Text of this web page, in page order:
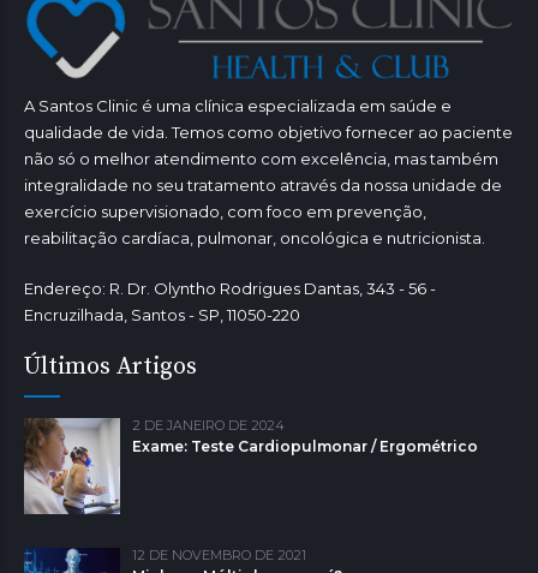
A Santos Clinic é uma clínica especializada em saúde e
qualidade de vida. Temos como objetivo fornecer ao paciente
não só o melhor atendimento com excelência, mas também
integralidade no seu tratamento através da nossa unidade de
exercício supervisionado, com foco em prevenção,
reabilitação cardíaca, pulmonar, oncológica e nutricionista.
Endereço: R. Dr. Olyntho Rodrigues Dantas, 343 - 56 -
Encruzilhada, Santos - SP, 11050-220
Últimos Artigos
2 DE JANEIRO DE 2024
Exame: Teste Cardiopulmonar / Ergométrico
12 DE NOVEMBRO DE 2021